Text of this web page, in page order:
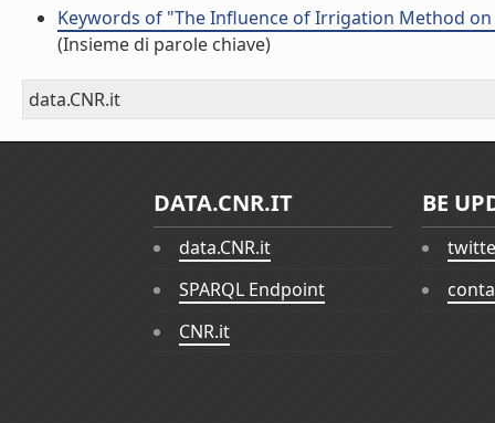
Keywords of "The Influence of Irrigation Method
(Insieme di parole chiave)
data.CNR.it
DATA.CNR.IT
data.CNR.it
SPARQL Endpoint
CNR.it
BE